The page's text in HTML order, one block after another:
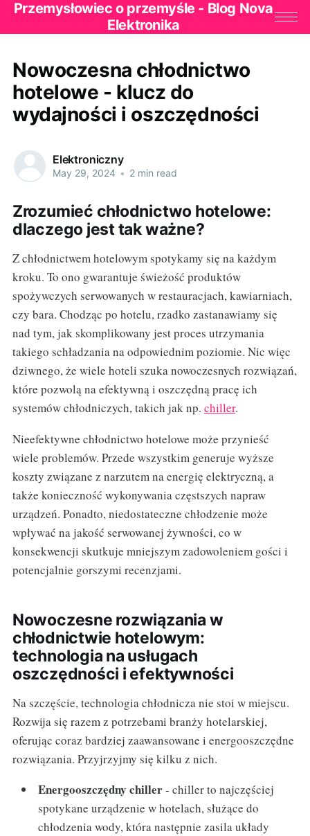
Przemysłowiec o przemyśle - Blog Nova
Elektronika
Nowoczesna chłodnictwo
hotelowe - klucz do
wydajności i oszczędności
Elektroniczny
May 29, 2024 • 2 min read
Zrozumieć chłodnictwo hotelowe:
dlaczego jest tak ważne?
Z chłodnictwem hotelowym spotykamy się na każdym
kroku. To ono gwarantuje świeżość produktów
spożywczych serwowanych w restauracjach, kawiarniach,
czy bara. Chodząc po hotelu, rzadko zastanawiamy się
nad tym, jak skomplikowany jest proces utrzymania
takiego schładzania na odpowiednim poziomie. Nic więc
dziwnego, że wiele hoteli szuka nowoczesnych rozwiązań,
które pozwolą na efektywną i oszczędną pracę ich
systemów chłodniczych, takich jak np. chiller.
Nieefektywne chłodnictwo hotelowe może przynieść
wiele problemów. Przede wszystkim generuje wyższe
koszty związane z narzutem na energię elektryczną, a
także konieczność wykonywania częstszych napraw
urządzeń. Ponadto, niedostateczne chłodzenie może
wpływać na jakość serwowanej żywności, co w
konsekwencji skutkuje mniejszym zadowoleniem gości i
potencjalnie gorszymi recenzjami.
Nowoczesne rozwiązania w
chłodnictwie hotelowym:
technologia na usługach
oszczędności i efektywności
Na szczęście, technologia chłodnicza nie stoi w miejscu.
Rozwija się razem z potrzebami branży hotelarskiej,
oferując coraz bardziej zaawansowane i energooszczędne
rozwiązania. Przyjrzyjmy się kilku z nich.
Energooszczędny chiller- chiller to najczęściej
spotykane urządzenie w hotelach, służące do
chłodzenia wody, która następnie zasila układy